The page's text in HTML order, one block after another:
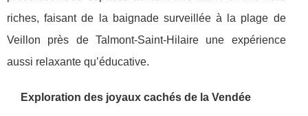
riches, faisant de la baignade surveillée à la plage de
Veillon près de Talmont-Saint-Hilaire une expérience
aussi relaxante qu’éducative.
Exploration des joyaux cachés de la Vendée